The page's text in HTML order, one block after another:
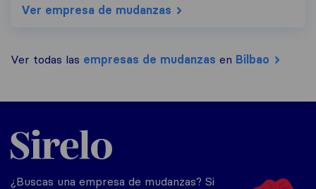
Ver empresa de mudanzas
Ver todas las empresas de mudanzas en Bilbao
Sirelo.es
¿Buscas una empresa de mudanzas? Si